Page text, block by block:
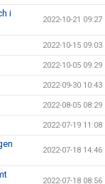
i
2022-10-21 09:27
2022-10-15 09:03
2022-10-05 09:29
2022-09-30 10:43
2022-08-05 08:29
2022-07-19 11:08
2022-07-18 14:46
2022-07-18 08:56